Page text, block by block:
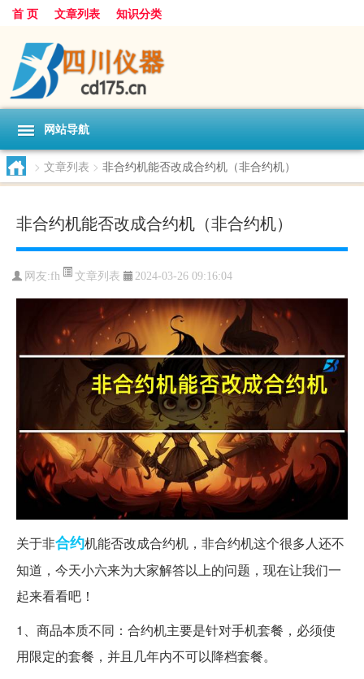
首 页 文章列表 知识分类
网站导航
> 文章列表 > 非合约机能否改成合约机（非合约机）
非合约机能否改成合约机（非合约机）
网友:fh 文章列表 2024-03-26 09:16:04
关于非合约机能否改成合约机，非合约机这个很多人还不
知道，今天小六来为大家解答以上的问题，现在让我们一
起来看看吧！
1、商品本质不同：合约机主要是针对手机套餐，必须使
用限定的套餐，并且几年内不可以降档套餐。